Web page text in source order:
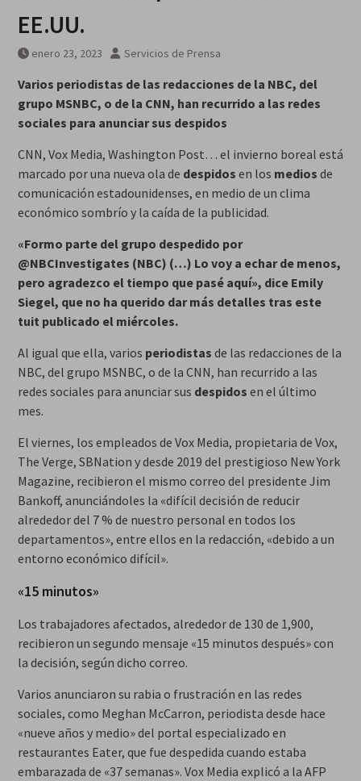
EE.UU.
enero 23, 2023 Servicios de Prensa
Varios periodistas de las redacciones de la NBC, del
grupo MSNBC, o de la CNN, han recurrido a las redes
sociales para anunciar sus despidos
CNN, Vox Media, Washington Post… el invierno boreal está
marcado por una nueva ola de despidos en los medios de
comunicación estadounidenses, en medio de un clima
económico sombrío y la caída de la publicidad.
«Formo parte del grupo despedido por
@NBCInvestigates (NBC) (…) Lo voy a echar de menos,
pero agradezco el tiempo que pasé aquí», dice Emily
Siegel, que no ha querido dar más detalles tras este
tuit publicado el miércoles.
Al igual que ella, varios periodistas de las redacciones de la
NBC, del grupo MSNBC, o de la CNN, han recurrido a las
redes sociales para anunciar sus despidos en el último
mes.
El viernes, los empleados de Vox Media, propietaria de Vox,
The Verge, SBNation y desde 2019 del prestigioso New York
Magazine, recibieron el mismo correo del presidente Jim
Bankoff, anunciándoles la «difícil decisión de reducir
alrededor del 7 % de nuestro personal en todos los
departamentos», entre ellos en la redacción, «debido a un
entorno económico difícil».
«15 minutos»
Los trabajadores afectados, alrededor de 130 de 1,900,
recibieron un segundo mensaje «15 minutos después» con
la decisión, según dicho correo.
Varios anunciaron su rabia o frustración en las redes
sociales, como Meghan McCarron, periodista desde hace
«nueve años y medio» del portal especializado en
restaurantes Eater, que fue despedida cuando estaba
embarazada de «37 semanas». Vox Media explicó a la AFP